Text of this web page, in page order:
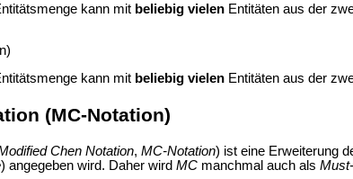
kann mit beliebig vielenEntitäten aus der
kann mit beliebig vielenEntitäten aus der
(MC-Notation)
Chen Notation, MC-Notation) ist eine Erweiterung
) angegeben wird. Daher wird MCmanchmal auch als